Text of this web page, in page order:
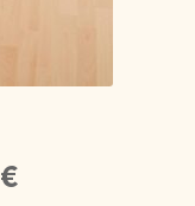
€El
precio